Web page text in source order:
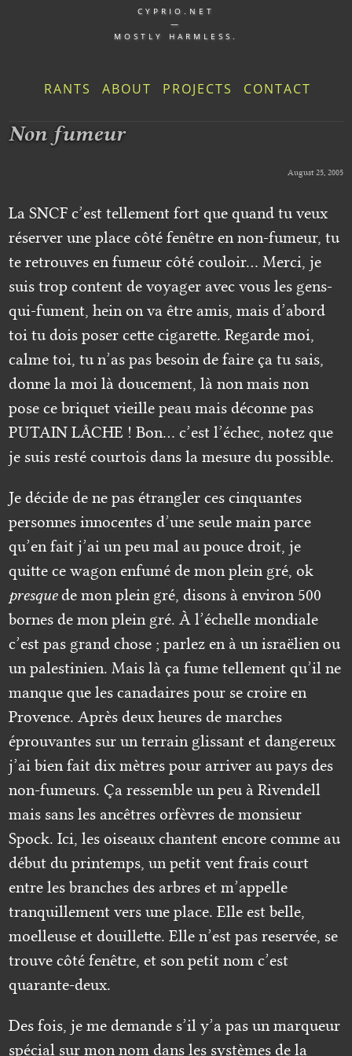
CYPRIO.NET
—
MOSTLY HARMLESS.
RANTS ABOUT PROJECTS CONTACT
Non fumeur
August 25, 2005
La SNCF c’est tellement fort que quand tu veux
réserver une place côté fenêtre en non-fumeur, tu
te retrouves en fumeur côté couloir… Merci, je
suis trop content de voyager avec vous les gens-
qui-fument, hein on va être amis, mais d’abord
toi tu dois poser cette cigarette. Regarde moi,
calme toi, tu n’as pas besoin de faire ça tu sais,
donne la moi là doucement, là non mais non
pose ce briquet vieille peau mais déconne pas
PUTAIN LÂCHE ! Bon… c’est l’échec, notez que
je suis resté courtois dans la mesure du possible.
Je décide de ne pas étrangler ces cinquantes
personnes innocentes d’une seule main parce
qu’en fait j’ai un peu mal au pouce droit, je
quitte ce wagon enfumé de mon plein gré, ok
presquede mon plein gré, disons à environ 500
bornes de mon plein gré. À l’échelle mondiale
c’est pas grand chose ; parlez en à un israëlien ou
un palestinien. Mais là ça fume tellement qu’il ne
manque que les canadaires pour se croire en
Provence. Après deux heures de marches
éprouvantes sur un terrain glissant et dangereux
j’ai bien fait dix mètres pour arriver au pays des
non-fumeurs. Ça ressemble un peu à Rivendell
mais sans les ancêtres orfèvres de monsieur
Spock. Ici, les oiseaux chantent encore comme au
début du printemps, un petit vent frais court
entre les branches des arbres et m’appelle
tranquillement vers une place. Elle est belle,
moelleuse et douillette. Elle n’est pas reservée, se
trouve côté fenêtre, et son petit nom c’est
quarante-deux.
Des fois, je me demande s’il y’a pas un marqueur
spécial sur mon nom dans les systèmes de la